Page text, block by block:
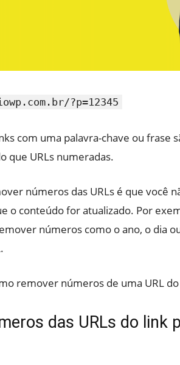
?p=12345
com uma palavra-chave ou frase
que URLs numeradas.
números das URLs é que você
o conteúdo for atualizado. Por
números como o ano, o dia
remover números de uma URL
das URLs do link